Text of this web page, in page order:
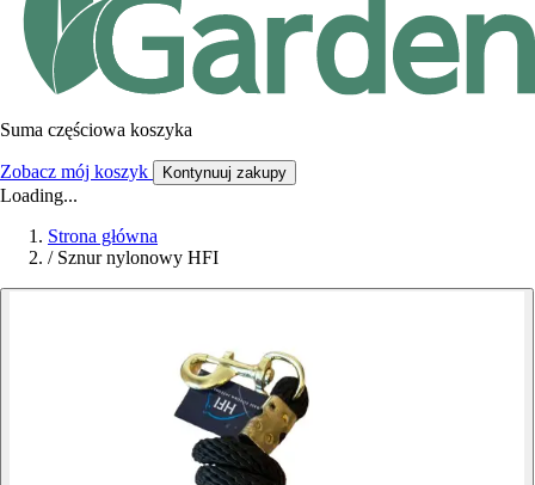
Suma częściowa koszyka
Zobacz mój koszyk Kontynuuj zakupy
Loading...
Strona główna
/ Sznur nylonowy HFI